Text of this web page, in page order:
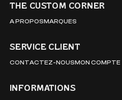
THE CUSTOM CORNER
A PROPOSMARQUES
SERVICE CLIENT
CONTACTEZ-NOUSMON COMPTE
INFORMATIONS